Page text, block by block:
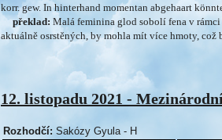
korr. gew. In hinterhand momentan abgehaart
překlad: Malá feminina glod sobolí fena v
aktuálně osrstěných, by mohla mít více hmoty,
12. listopadu 2021 -
Rozhodčí: Sakózy Gyula - H